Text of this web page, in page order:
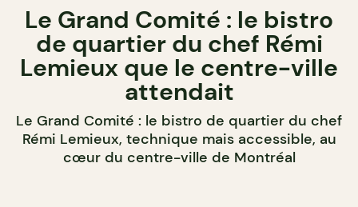
Le Grand Comité : le bistro
de quartier du chef Rémi
Lemieux que le centre-ville
attendait
Le Grand Comité : le bistro de quartier du chef
Rémi Lemieux, technique mais accessible, au
cœur du centre-ville de Montréal